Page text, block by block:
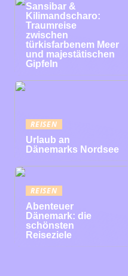
Sansibar &
Kilimandscharo:
Traumreise
zwischen
türkisfarbenem Meer
und majestätischen
Gipfeln
REISEN
Urlaub an
Dänemarks Nordsee
REISEN
Abenteuer
Dänemark: die
schönsten
Reiseziele